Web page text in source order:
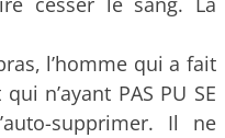
l’homme qui a fait
n’ayant PAS PU SE
supprimer. Il ne